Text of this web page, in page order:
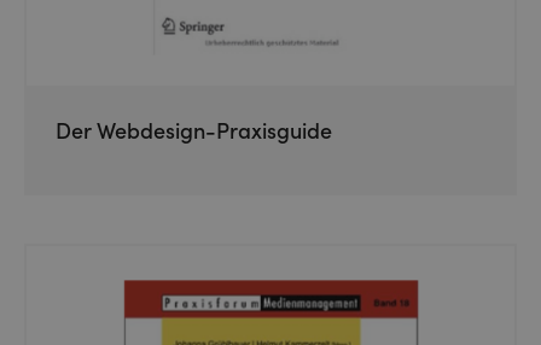
Der Webdesign-Praxisguide